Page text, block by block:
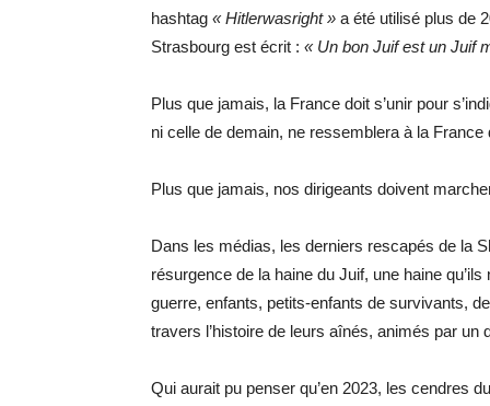
hashtag « Hitlerwasright » a été utilisé plus de
Strasbourg est écrit : « Un bon Juif est un Juif
Plus que jamais, la France doit s’unir pour
ni celle de demain, ne ressemblera à la France
Plus que jamais, nos dirigeants doivent
Dans les médias, les derniers rescapés de la
résurgence de la haine du Juif, une haine
guerre, enfants, petits-enfants de survivants,
travers l’histoire de leurs aînés, animés par un
Qui aurait pu penser qu’en 2023, les cendres